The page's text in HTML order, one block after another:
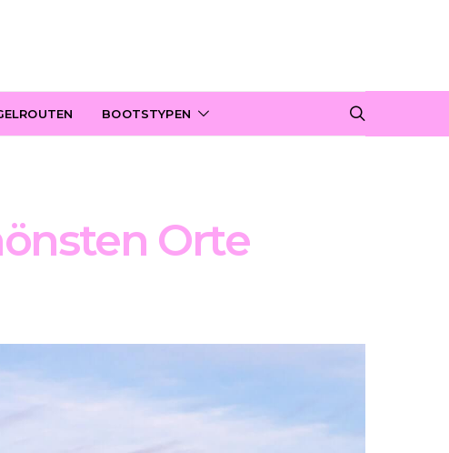
BOOTSTYPEN
Orte